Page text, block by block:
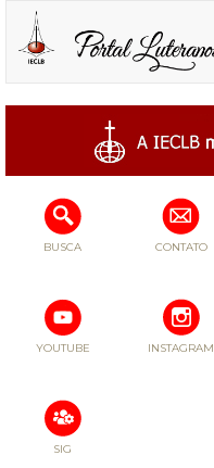
BUSCA CONTATO
YOUTUBE INSTAGRAM
SIG